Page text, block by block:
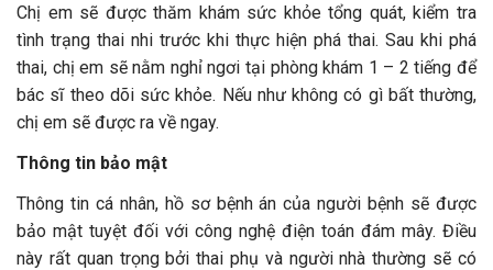
Chị em sẽ được thăm khám sức khỏe tổng quát, kiểm tra
tình trạng thai nhi trước khi thực hiện phá thai. Sau khi phá
thai, chị em sẽ nằm nghỉ ngơi tại phòng khám 1 – 2 tiếng để
bác sĩ theo dõi sức khỏe. Nếu như không có gì bất thường,
chị em sẽ được ra về ngay.
Thông tin bảo mật
Thông tin cá nhân, hồ sơ bệnh án của người bệnh sẽ được
bảo mật tuyệt đối với công nghệ điện toán đám mây. Điều
này rất quan trọng bởi thai phụ và người nhà thường sẽ có